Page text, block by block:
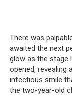
There was
awaited the next
glow as the stage
opened, revealing
infectious smile
the two-year-old